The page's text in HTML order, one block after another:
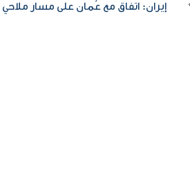
إيران: اتفاق مع عُمان على مسار